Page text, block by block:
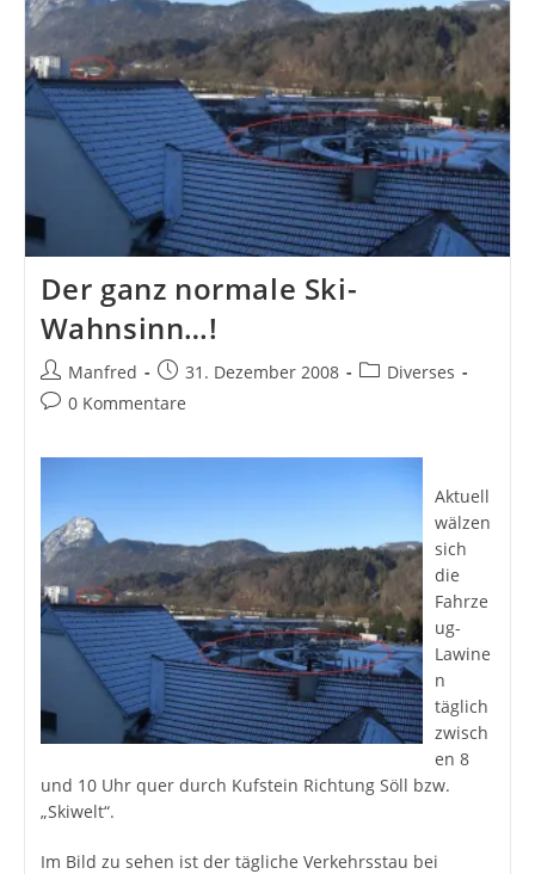
Der ganz normale Ski-
Wahnsinn…!
Beitrags-
Autor:
Manfred
Beitrag
veröffentlicht:
31. Dezember 2008
Beitrags-
Diverses
Beitrags-
0 Kommentare
Aktuell
wälzen
sich
die
Fahrze
ug-
Lawine
n
täglich
zwisch
en 8
und 10 Uhr quer durch Kufstein Richtung Söll bzw.
„Skiwelt“.
Im Bild zu sehen ist der tägliche Verkehrsstau bei